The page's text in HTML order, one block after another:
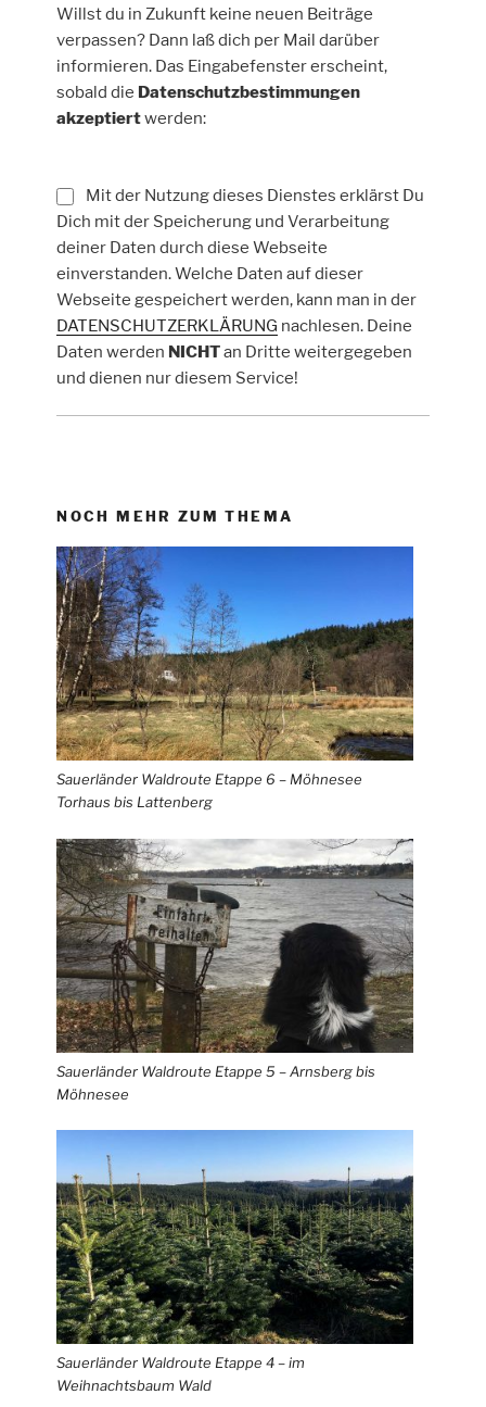
Willst du in Zukunft keine neuen Beiträge
verpassen? Dann laß dich per Mail darüber
informieren. Das Eingabefenster erscheint,
sobald die Datenschutzbestimmungen
akzeptiertwerden:
Mit der Nutzung dieses Dienstes erklärst Du
Dich mit der Speicherung und Verarbeitung
deiner Daten durch diese Webseite
einverstanden. Welche Daten auf dieser
Webseite gespeichert werden, kann man in der
DATENSCHUTZERKLÄRUNG nachlesen. Deine
Daten werden NICHTan Dritte weitergegeben
und dienen nur diesem Service!
NOCH MEHR ZUM THEMA
Sauerländer Waldroute Etappe 6 – Möhnesee
Torhaus bis Lattenberg
Sauerländer Waldroute Etappe 5 – Arnsberg bis
Möhnesee
Sauerländer Waldroute Etappe 4 – im
Weihnachtsbaum Wald